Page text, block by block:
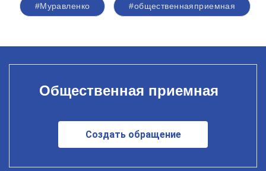
#Муравленко #общественнаяприемная
Общественная приемная
Создать обращение